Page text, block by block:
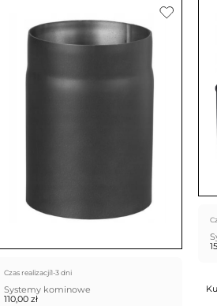
Czas realizacji1-3 dni
Systemy kominowe
110,00zł